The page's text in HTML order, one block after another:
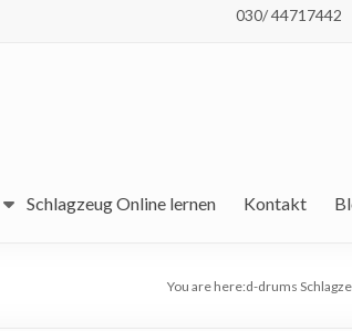
030/ 44717442
Schlagzeug Online lernen Kontakt
You are here:d-drums